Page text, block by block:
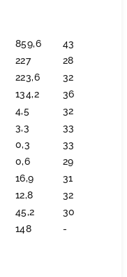
859,6
43
227
28
223,6
32
134,2
36
4,5
32
3,3
33
0,3
33
0,6
29
16,9
31
12,8
32
45,2
30
148 -